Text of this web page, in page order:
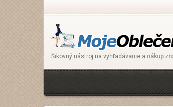
Šikovný nástroj na vyhľadávanie a nákup